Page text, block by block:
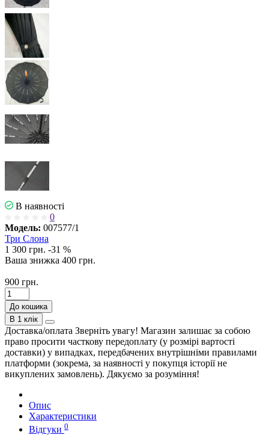
В наявності
0
Модель: 007577/1
Три Слона
1 300 грн. -31 %
Ваша знижка 400 грн.
900 грн.
До кошика
В 1 клік
Доставка/оплата Зверніть увагу! Магазин залишає за собою
право просити часткову передоплату (у розмірі вартості
доставки) у випадках, передбачених внутрішніми правилами
платформи (зокрема, за наявності у покупця історії не
викуплених замовлень). Дякуємо за розуміння!
Опис
Характеристики
Відгуки 0